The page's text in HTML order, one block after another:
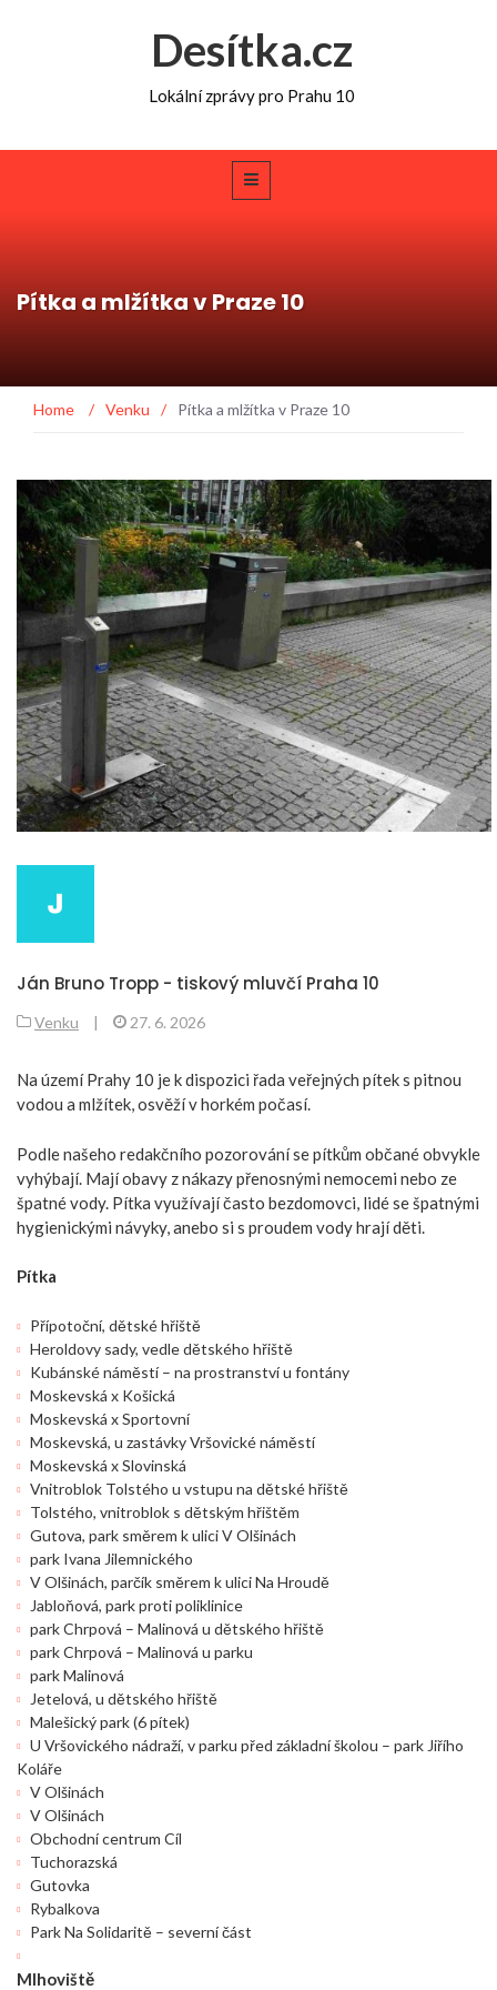
Desítka.cz
Lokální zprávy pro Prahu 10
Pítka a mlžítka v Praze 10
Home / Venku / Pítka a mlžítka v Praze 10
Ján Bruno Tropp - tiskový mluvčí Praha 10
Venku | 27. 6. 2026
Na území Prahy 10 je k dispozici řada veřejných pítek s pitnou
vodou a mlžítek, osvěží v horkém počasí.
Podle našeho redakčního pozorování se pítkům občané obvykle
vyhýbají. Mají obavy z nákazy přenosnými nemocemi nebo ze
špatné vody. Pítka využívají často bezdomovci, lidé se špatnými
hygienickými návyky, anebo si s proudem vody hrají děti.
Pítka
Přípotoční, dětské hřiště
Heroldovy sady, vedle dětského hřiště
Kubánské náměstí – na prostranství u fontány
Moskevská x Košická
Moskevská x Sportovní
Moskevská, u zastávky Vršovické náměstí
Moskevská x Slovinská
Vnitroblok Tolstého u vstupu na dětské hřiště
Tolstého, vnitroblok s dětským hřištěm
Gutova, park směrem k ulici V Olšinách
park Ivana Jilemnického
V Olšinách, parčík směrem k ulici Na Hroudě
Jabloňová, park proti poliklinice
park Chrpová – Malinová u dětského hřiště
park Chrpová – Malinová u parku
park Malinová
Jetelová, u dětského hřiště
Malešický park (6 pítek)
U Vršovického nádraží, v parku před základní školou – park Jiřího
Koláře
V Olšinách
V Olšinách
Obchodní centrum Cíl
Tuchorazská
Gutovka
Rybalkova
Park Na Solidaritě – severní část
Mlhoviště